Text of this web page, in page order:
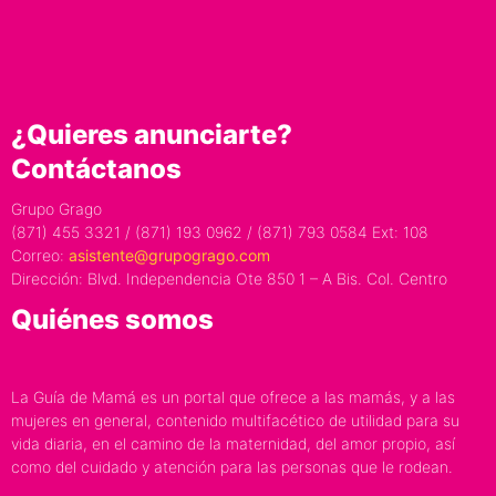
¿Quieres anunciarte?
Contáctanos
Grupo Grago
(871) 455 3321 / (871) 193 0962 / (871) 793 0584 Ext: 108
Correo: asistente@grupogrago.com
Dirección: Blvd. Independencia Ote 850 1 – A Bis. Col. Centro
Quiénes somos
La Guía de Mamá es un portal que ofrece a las mamás, y a las
mujeres en general, contenido multifacético de utilidad para su
vida diaria, en el camino de la maternidad, del amor propio, así
como del cuidado y atención para las personas que le rodean.